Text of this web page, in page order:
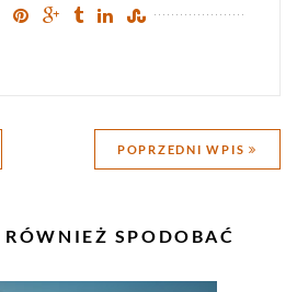
POPRZEDNI WPIS
SPODOBAĆ